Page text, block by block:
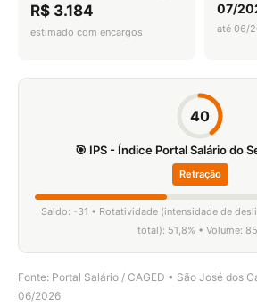
R$ 3.184
estimado com encargos
07/
até 06/
40
🎯 IPS - Índice Portal Salário do
Retração
Saldo: -31 • Rotatividade (intensidade de
total): 51,8% • Volume:
Fonte: Portal Salário / CAGED • São José dos
06/2026